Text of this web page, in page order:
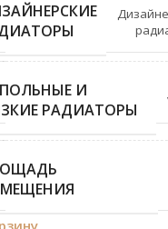
И
РАДИАТОРЫ